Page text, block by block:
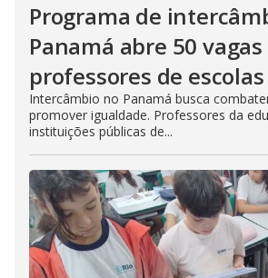
Programa de
Panamá abre 50
professores de
Intercâmbio no Panamá busca
promover igualdade. Professores da
instituições públicas de...